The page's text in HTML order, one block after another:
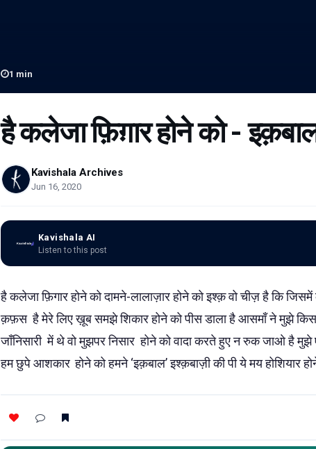
1 min
है कलेजा फ़िग़ार होने को -
Kavishala Archives
Jun 16, 2020
Kavishala AI
Listen to this post
है कलेजा फ़िगारहोने को दामने-लालाज़ार होने को इश्क़ वो चीज़ है कि जिसमें
क़फ़स है मेरे लिए ख़ूब समझे शिकार होने को पीस डाला है आसमाँ ने मुझे
जाँनिसारी में थे वो मुझपर निसार होने को वादा करते हुए न रुक जाओ है मुझे
हम छुपे आशकार होने को हमने ‘इक़बाल’ इश्क़बाज़ी की पी ये मयहोशियार